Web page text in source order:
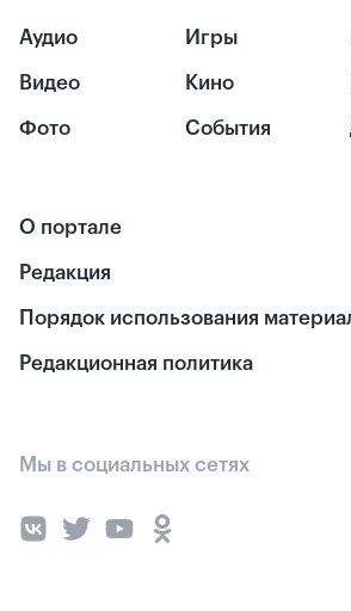
Аудио
Видео
Фото
Игры
Кино
События
О портале
Редакция
Порядок использования
Редакционная политика
Мы в социальных сетях